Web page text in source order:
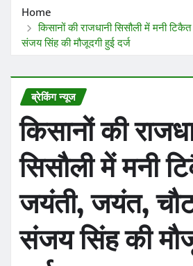
Home
किसानों की राजधानी सिसौली में मनी
संजय सिंह की मौजूदगी हुई दर्ज
ब्रेकिंग न्यूज
किसानों की
सिसौली में मनी
जयंती, जयंत,
संजय सिंह की